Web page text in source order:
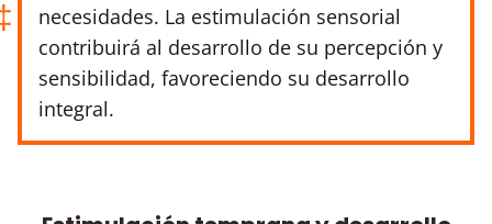
necesidades. La estimulación sensorial
contribuirá al desarrollo de su percepción y
sensibilidad, favoreciendo su desarrollo
integral.